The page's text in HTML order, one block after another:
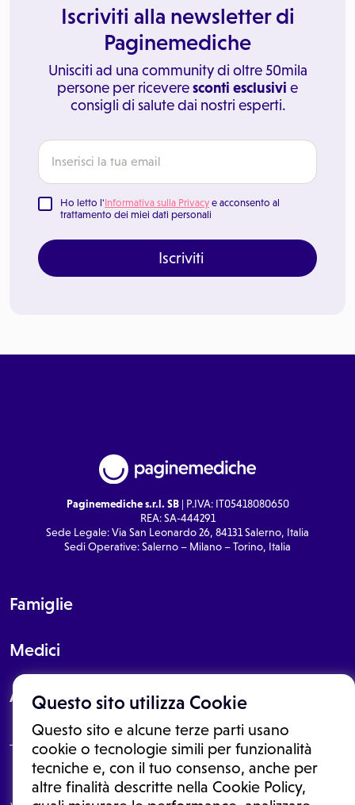
Questo sito utilizza Cookie
Questo sito e alcune terze parti usano
cookie o tecnologie simili per funzionalità
tecniche e, con il tuo consenso, anche per
altre finalità descritte nella Cookie Policy,
Iscriviti alla newsletter di
Paginemediche
Unisciti ad una community di oltre 50mila
persone per riceveresconti esclusivi e
consigli di salute dai nostri esperti.
Ho letto l'Informativa sulla Privacy e acconsento al
trattamento dei miei dati personali
Iscriviti
Paginemediche s.r.l. SB| P.IVA: IT05418080650
REA: SA-444291
Sede Legale: Via San Leonardo 26, 84131 Salerno, Italia
Sedi Operative: Salerno – Milano – Torino, Italia
Famiglie
Medici
About
Le informazioni proposte in questo sito non sono un consulto medico.
In nessun caso, queste informazioni sostituiscono un consulto, una